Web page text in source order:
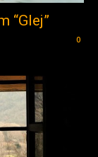
“Glej”
0